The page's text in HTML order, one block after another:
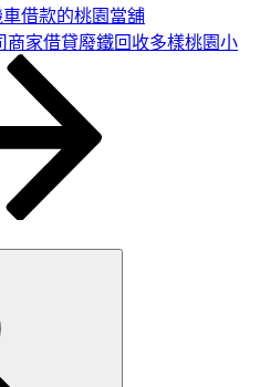
借款的桃園當舖
商家借貸廢鐵回收多樣桃園小